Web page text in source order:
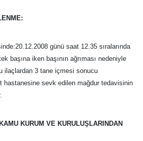
günü saat 12.35 sıralarında
başına iken başının ağrıması nedeniyle
ilaçlardan 3 tane içmesi sonucu
hastanesine sevk edilen mağdur tedavisinin
KURUM VE KURULUŞLARINDAN